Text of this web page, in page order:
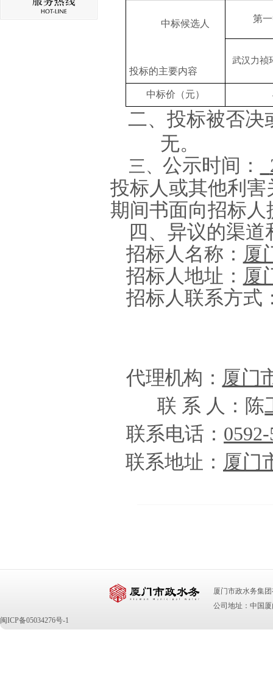
中标候选人
投标的主要内容
第
武汉力祯
中标价（元）
二、投标被否决
无。
三、 公示时间：
投标人或其他利
期间书面向招标人
四、 异议的渠道
招标人名称： 厦
招标人地址： 厦
招标人联系方式
代理机构： 厦门
联 系 人：陈
联系电话：
联系地址： 厦门
厦门市政水务集团
公司地址：中国
闽ICP备05034276号-1